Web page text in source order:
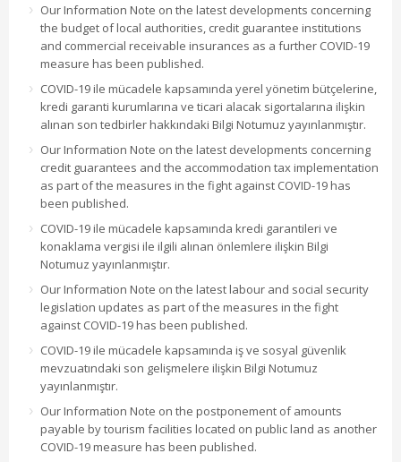
Our Information Note on the latest developments concerning
the budget of local authorities, credit guarantee institutions
and commercial receivable insurances as a further COVID-19
measure has been published.
COVID-19 ile mücadele kapsamında yerel yönetim bütçelerine,
kredi garanti kurumlarına ve ticari alacak sigortalarına ilişkin
alınan son tedbirler hakkındaki Bilgi Notumuz yayınlanmıştır.
Our Information Note on the latest developments concerning
credit guarantees and the accommodation tax implementation
as part of the measures in the fight against COVID-19 has
been published.
COVID-19 ile mücadele kapsamında kredi garantileri ve
konaklama vergisi ile ilgili alınan önlemlere ilişkin Bilgi
Notumuz yayınlanmıştır.
Our Information Note on the latest labour and social security
legislation updates as part of the measures in the fight
against COVID-19 has been published.
COVID-19 ile mücadele kapsamında iş ve sosyal güvenlik
mevzuatındaki son gelişmelere ilişkin Bilgi Notumuz
yayınlanmıştır.
Our Information Note on the postponement of amounts
payable by tourism facilities located on public land as another
COVID-19 measure has been published.